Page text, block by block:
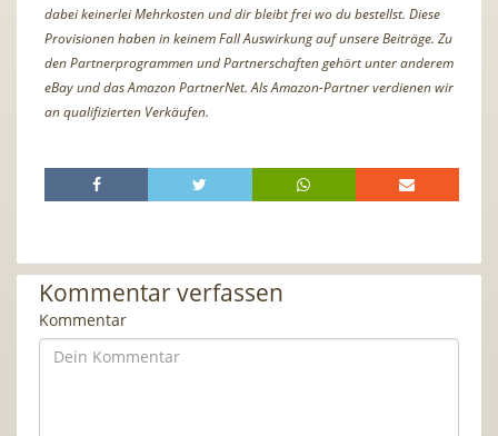
dabei keinerlei Mehrkosten und dir bleibt frei wo du bestellst. Diese
Provisionen haben in keinem Fall Auswirkung auf unsere Beiträge. Zu
den Partnerprogrammen und Partnerschaften gehört unter anderem
eBay und das Amazon PartnerNet. Als Amazon-Partner verdienen wir
an qualifizierten Verkäufen.
Kommentar verfassen
Kommentar